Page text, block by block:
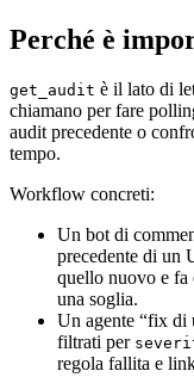
Perché è
get_audit è il lato di
chiamano per fare
audit precedente o
tempo.
Workflow concreti:
Un bot di
precedente di un
quello nuovo e fa
una soglia.
Un agente “fix di
filtrati per
regola fallita e